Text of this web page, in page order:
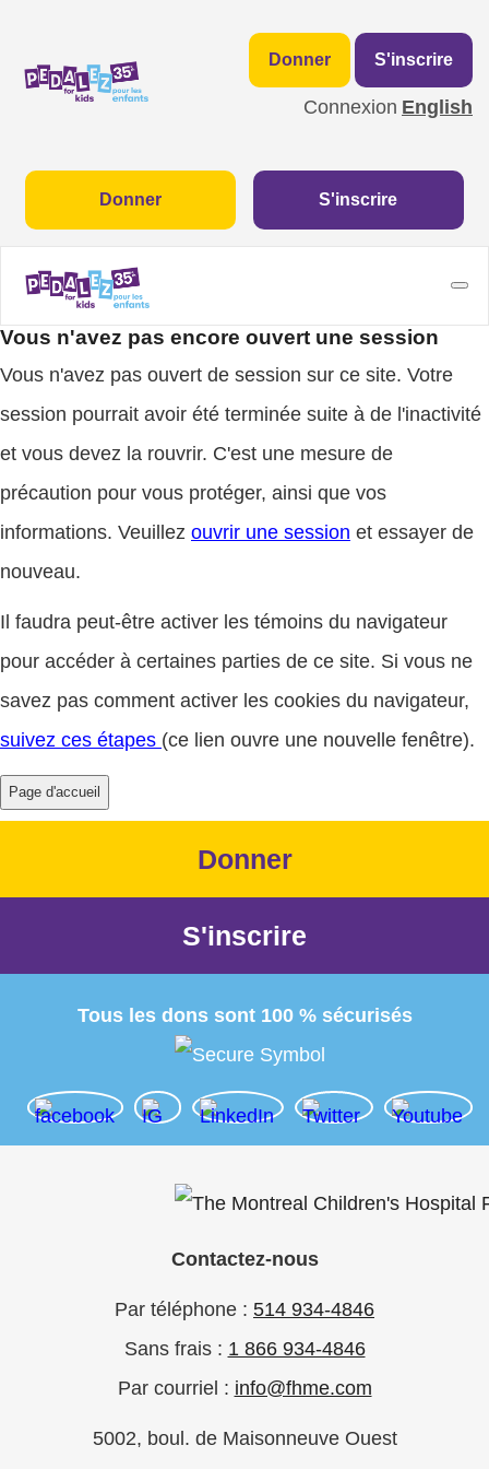
Donner S'inscrire
Connexion English
Donner S'inscrire
Vous n'avez pas encore ouvert une session
Vous n'avez pas ouvert de session sur ce site. Votre
session pourrait avoir été terminée suite à de l'inactivité
et vous devez la rouvrir. C'est une mesure de
précaution pour vous protéger, ainsi que vos
informations. Veuillez ouvrir une session et essayer de
nouveau.
Il faudra peut-être activer les témoins du navigateur
pour accéder à certaines parties de ce site. Si vous ne
savez pas comment activer les cookies du navigateur,
suivez ces étapes (ce lien ouvre une nouvelle fenêtre).
Donner
S'inscrire
Tous les dons sont 100 % sécurisés
Contactez-nous
Par téléphone : 514 934-4846
Sans frais : 1 866 934-4846
Par courriel : info@fhme.com
5002, boul. de Maisonneuve Ouest